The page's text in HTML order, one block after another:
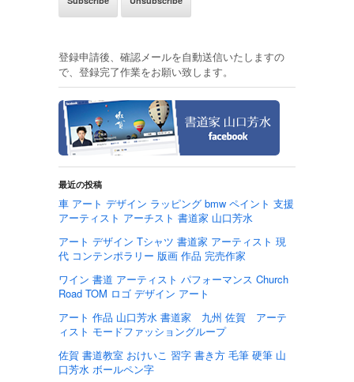
登録申請後、確認メールを自動送信いたしますの
で、登録完了作業をお願い致します。
最近の投稿
車 アート デザイン ラッピング bmw ペイント 支援
アーティスト アーチスト 書道家 山口芳水
アート デザイン Tシャツ 書道家 アーティスト 現
代 コンテンポラリー 版画 作品 完売作家
ワイン 書道 アーティスト パフォーマンス Church
Road TOM ロゴ デザイン アート
アート 作品 山口芳水 書道家 九州 佐賀 アーテ
ィスト モードファッショングループ
佐賀 書道教室 おけいこ 習字 書き方 毛筆 硬筆 山
口芳水 ボールペン字